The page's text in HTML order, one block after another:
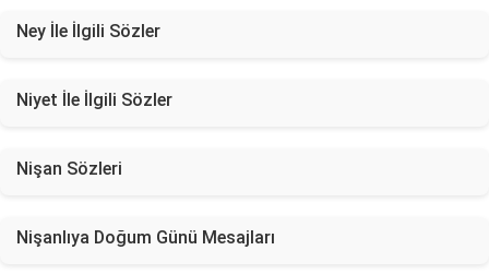
Ney İle İlgili Sözler
Niyet İle İlgili Sözler
Nişan Sözleri
Nişanlıya Doğum Günü Mesajları